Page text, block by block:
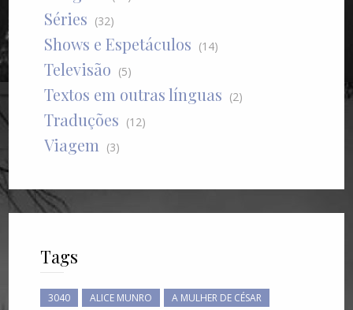
Séries (32)
Shows e Espetáculos (14)
Televisão (5)
Textos em outras línguas (2)
Traduções (12)
Viagem (3)
Tags
3040 ALICE MUNRO
A MULHER DE CÉSAR